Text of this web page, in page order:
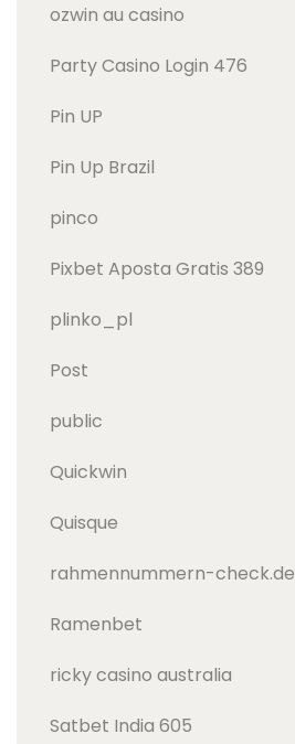
ozwin au casino
Party Casino Login 476
Pin UP
Pin Up Brazil
pinco
Pixbet Aposta Gratis 389
plinko_pl
Post
public
Quickwin
Quisque
rahmennummern-check.de
Ramenbet
ricky casino australia
Satbet India 605